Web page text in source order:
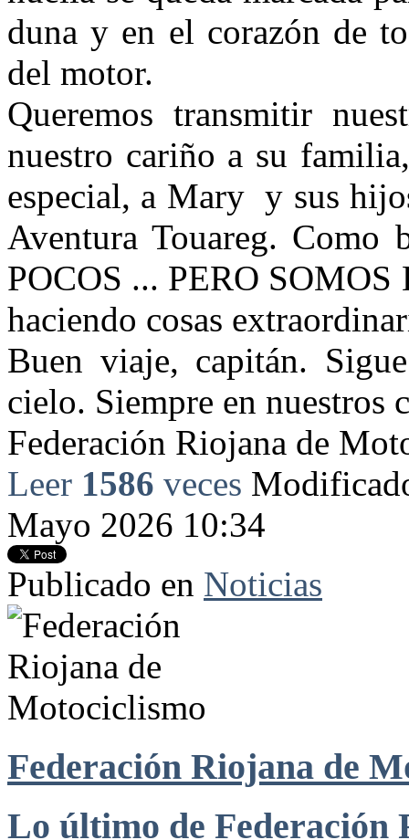
duna y en el corazón de
del motor.
Queremos transmitir
nuestro cariño a su
especial, a Mary y sus
Aventura Touareg. Como
POCOS ... PERO
haciendo cosas
Buen viaje, capitán.
cielo. Siempre en nuestros
Federación Riojana de
Leer 1586 veces
Mayo 2026 10:34
Publicado en Noticias
Federación Riojana de
Lo último de Federación